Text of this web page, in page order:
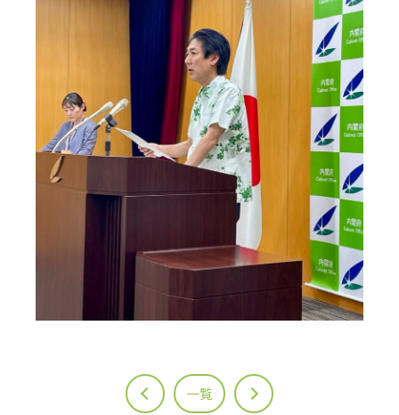
一覧